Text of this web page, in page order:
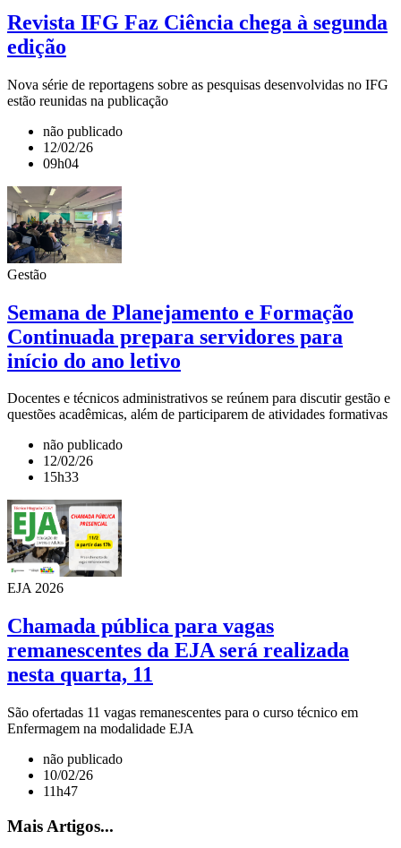
Revista IFG Faz Ciência chega à segunda
edição
Nova série de reportagens sobre as pesquisas desenvolvidas no IFG
estão reunidas na publicação
não publicado
12/02/26
09h04
Gestão
Semana de Planejamento e Formação
Continuada prepara servidores para
início do ano letivo
Docentes e técnicos administrativos se reúnem para discutir gestão e
questões acadêmicas, além de participarem de atividades formativas
não publicado
12/02/26
15h33
EJA 2026
Chamada pública para vagas
remanescentes da EJA será realizada
nesta quarta, 11
São ofertadas 11 vagas remanescentes para o curso técnico em
Enfermagem na modalidade EJA
não publicado
10/02/26
11h47
Mais Artigos...